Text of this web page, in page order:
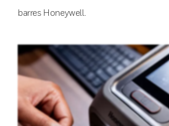
barres Honeywell.